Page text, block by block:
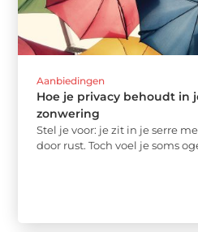
Aanbiedingen
Hoe je privacy behoudt in
zonwering
Stel je voor: je zit in je serre
door rust. Toch voel je soms